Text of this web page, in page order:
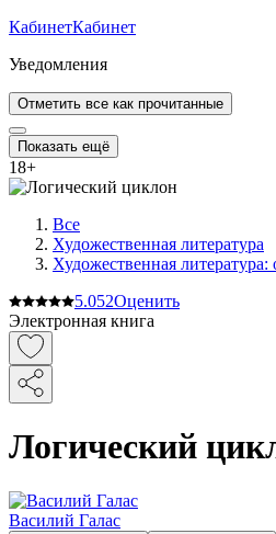
КабинетКабинет
Уведомления
Отметить все как прочитанные
Показать ещё
18+
Все
Художественная литература
Художественная литература:
5.052Оценить
Электронная книга
Логический
Василий Галас